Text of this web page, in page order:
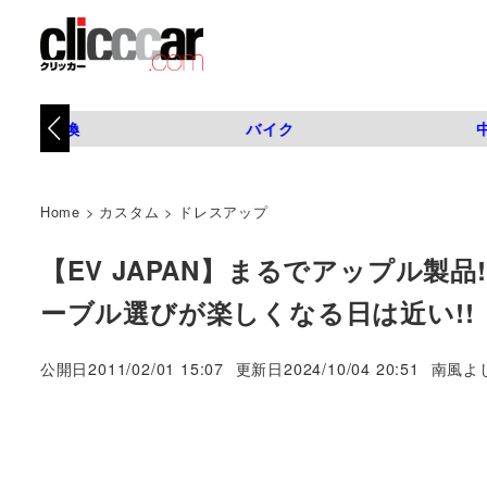
タイヤ交換 バイク
Home > カスタム > ドレスアップ
【EV JAPAN】まるでアップル
ーブル選びが楽しくなる日は近い!!
公開日2011/02/01 15:07 更新日2024/10/04 20:51
著
南風よ